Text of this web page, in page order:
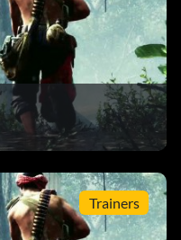
Trainers